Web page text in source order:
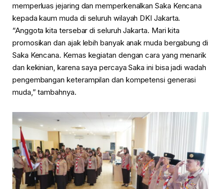
memperluas jejaring dan memperkenalkan Saka Kencana
kepada kaum muda di seluruh wilayah DKI Jakarta.
“Anggota kita tersebar di seluruh Jakarta. Mari kita
promosikan dan ajak lebih banyak anak muda bergabung di
Saka Kencana. Kemas kegiatan dengan cara yang menarik
dan kekinian, karena saya percaya Saka ini bisa jadi wadah
pengembangan keterampilan dan kompetensi generasi
muda,” tambahnya.